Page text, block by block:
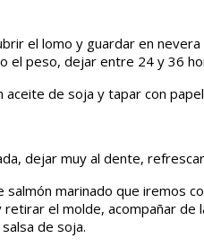
el lomo y guardar en
el peso, dejar entre 24 y 36
aceite de soja y tapar con
dejar muy al dente,
salmón marinado que iremos
el molde, acompañar de
de soja.